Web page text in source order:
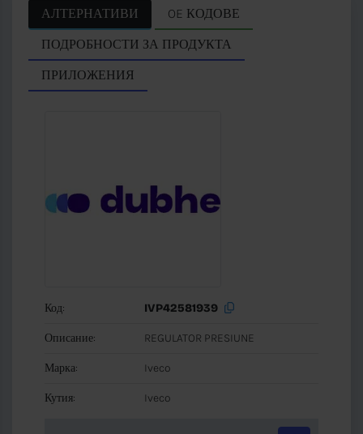
АЛТЕРНАТИВИ
OE КОДОВЕ
ПОДРОБНОСТИ ЗА ПРОДУКТА
ПРИЛОЖЕНИЯ
Код: IVP42581939
Описание: REGULATOR PRESIUNE
Марка: Iveco
Кутия: Iveco